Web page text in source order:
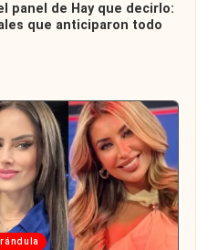
panel de Hay que decirlo:
que anticiparon todo